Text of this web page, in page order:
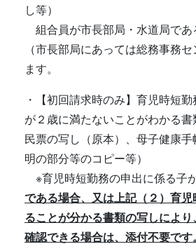
し等）
組合員が市長部局・水道局で
（市長部局にあっては総務事務
ます。
・【初回請求時のみ】育児時短
が２歳に満たないことがわかる
民票の写し（原本）、母子健康
明の部分等のコピー等）
※育児時短勤務の申出に係る子
である場合、又は上記（２）育
ることが分かる書類の写しによ
確認できる場合は、添付不要です。